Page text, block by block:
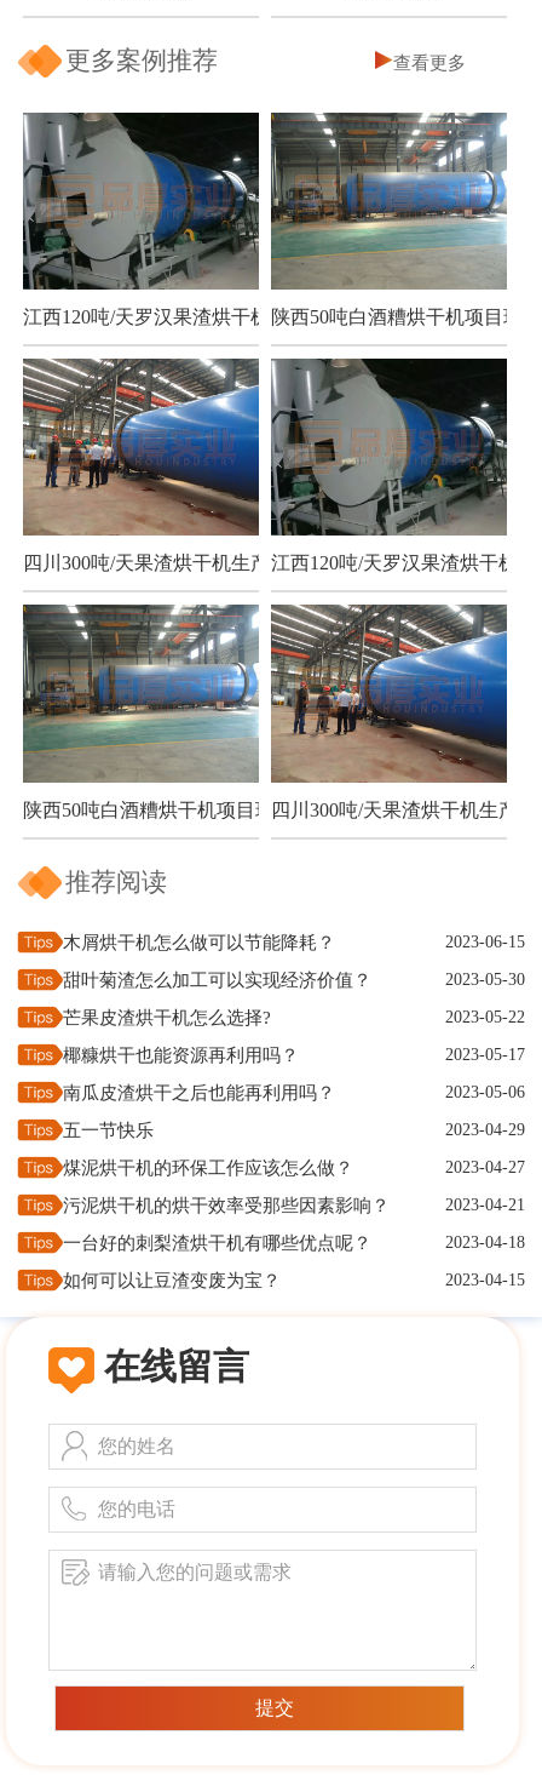
更多案例推荐 查看更多
江西120吨/天罗汉果渣烘干机项目陕西50吨白酒糟烘干机项目现场
四川300吨/天果渣烘干机生产现场江西120吨/天罗汉果渣烘干机项
陕西50吨白酒糟烘干机项目现场四川300吨/天果渣烘干机生产现
推荐阅读
木屑烘干机怎么做可以节能降耗？ 2023-06-15
甜叶菊渣怎么加工可以实现经济价值？ 2023-05-30
芒果皮渣烘干机怎么选择? 2023-05-22
椰糠烘干也能资源再利用吗？ 2023-05-17
南瓜皮渣烘干之后也能再利用吗？ 2023-05-06
五一节快乐 2023-04-29
煤泥烘干机的环保工作应该怎么做？ 2023-04-27
污泥烘干机的烘干效率受那些因素影响？ 2023-04-21
一台好的刺梨渣烘干机有哪些优点呢？ 2023-04-18
如何可以让豆渣变废为宝？ 2023-04-15
在线留言